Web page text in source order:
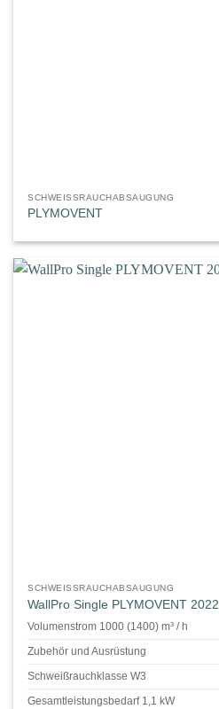
SCHWEISSRAUCHABSAUGUNG
PLYMOVENT
SCHWEISSRAUCHABSAUGUNG
WallPro Single PLYMOVENT 2022
Volumenstrom 1000 (1400) m³ / h
Zubehör und Ausrüstung
Schweißrauchklasse W3
Gesamtleistungsbedarf 1,1 kW